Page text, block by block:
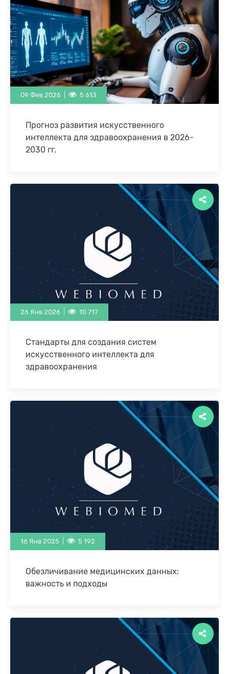
09 Фев 2026 | 5 613
Прогноз развития искусственного
интеллекта для здравоохранения в 2026-
2030 гг.
переросло этап научных экспериментов и
пилотных проектов, достигнув стадии созревания
26 Янв 2026 | 10 717
Стандарты для создания систем
искусственного интеллекта для
здравоохранения
мире и Россия здесь не исключение. В нашей
стране этот рынок …
16 Янв 2025 | 5 192
Обезличивание медицинских данных:
важность и подходы
впечатляющие возможности в медицине, начиная
с более точной диагностики и заканчивая
прогнозированием результатов …